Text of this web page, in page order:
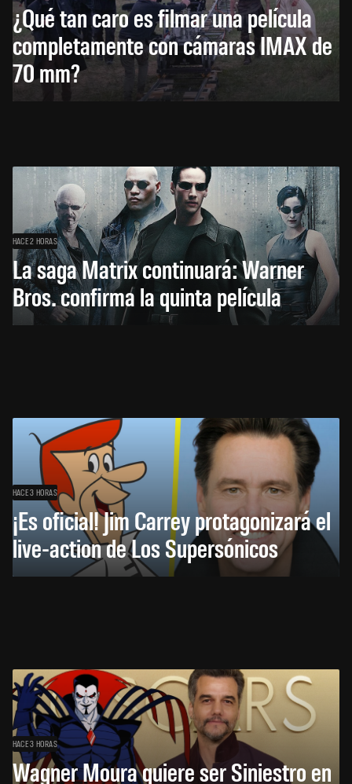
¿Qué tan caro es filmar una película
completamente con cámaras IMAX de
70 mm?
HACE 2 HORAS
La saga Matrix continuará: Warner
Bros. confirma la quinta película
HACE 3 HORAS
¡Es oficial! Jim Carrey protagonizará el
live-action de Los Supersónicos
HACE 3 HORAS
Wagner Moura quiere ser Siniestro en